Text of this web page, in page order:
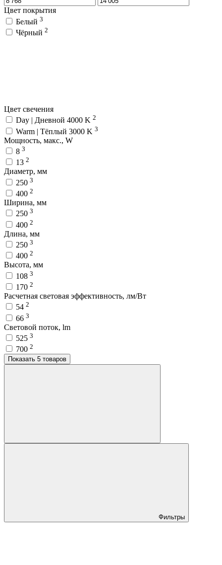
Цвет покрытия
Белый 3
Чёрный 2
Цвет свечения
Day | Дневной 4000 K 2
Warm | Тёплый 3000 K 3
Мощность, макс., W
8 3
13 2
Диаметр, мм
250 3
400 2
Ширина, мм
250 3
400 2
Длина, мм
250 3
400 2
Высота, мм
108 3
170 2
Расчетная световая эффективность, лм/Вт
54 2
66 3
Световой поток, lm
525 3
700 2
Показать 5 товаров
Фильтры